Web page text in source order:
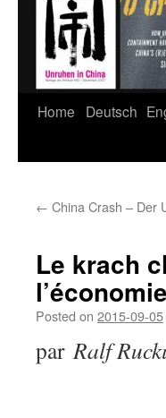
Home Deutsch
← China Crash – Der
Le krach
Posted on 2015-09-05
parRalf